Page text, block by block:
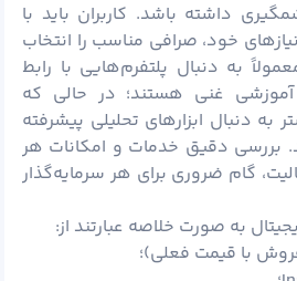
داشته باشد. کاربران باید با
خود، صرافی مناسب را انتخاب
معمولاً به دنبال پلتفرم‌هایی با رابط
آموزشی غنی هستند؛ در حالی که
به دنبال ابزارهای تحلیلی پیشرفته
بررسی دقیق خدمات و امکانات هر
گام ضروری برای هر سرمایه‌گذار
به صورت خلاصه عبارتند از:
با قیمت فعلی)؛